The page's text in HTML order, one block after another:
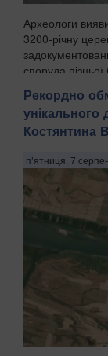
Археологи
3200-річну
споруда
Рекордно
Костянтина
п’ятниця, 7